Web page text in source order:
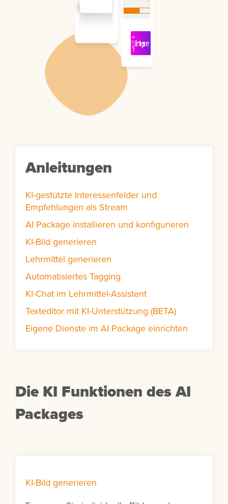
Anleitungen
KI-gestützte Interessenfelder und
Empfehlungen als Stream
AI Package installieren und konfigurieren
KI-Bild generieren
Lehrmittel generieren
Automatisiertes Tagging
KI-Chat im Lehrmittel-Assistent
Texteditor mit KI-Unterstützung (BETA)
Eigene Dienste im AI Package einrichten
Die KI Funktionen des AI
Packages
KI-Bild generieren